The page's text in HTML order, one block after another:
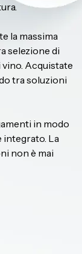
la massima
selezione di
Acquistate
tra soluzioni
in modo
La
non è mai